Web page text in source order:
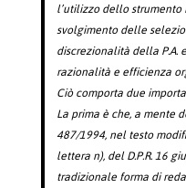
l’utilizzo dello
svolgimento delle
discrezionalità della P.A.
razionalità e efficienza
Ciò comporta due
La prima è che, a mente
487/1994, nel testo
lettera n), del D.P.R. 16
tradizionale forma di